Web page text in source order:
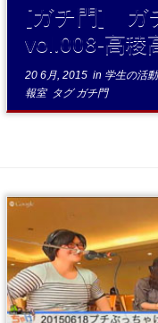
[ガチ門] ガ
vol.008-高稜
20 6月, 2015 in 学生の活
報室 タグガチ門
...続きを読む